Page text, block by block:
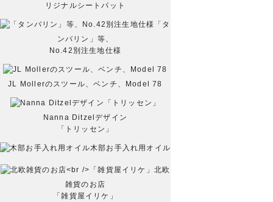
リジナルシートパット
「タ
ンバリン」等、
No.42別注生地仕様
JL Mollerのスツール、ベンチ、Model 78
Nanna Ditzelデザイン
「トリッセン」
木部お手入れ用オイル
北欧
雑貨のお店
「雑貨屋イリケ」